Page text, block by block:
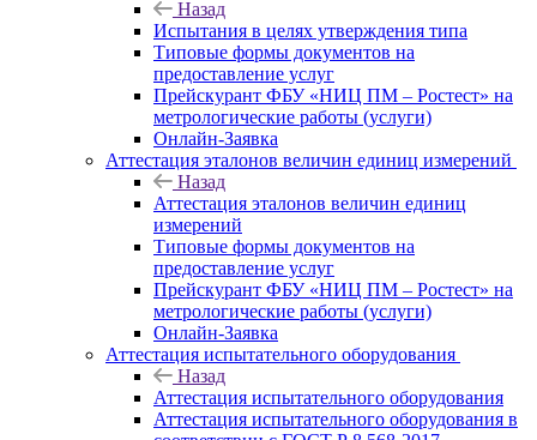
Назад
Испытания в целях утверждения типа
Типовые формы документов на
предоставление услуг
Прейскурант ФБУ «НИЦ ПМ – Ростест» на
метрологические работы (услуги)
Онлайн-Заявка
Аттестация эталонов величин единиц измерений
Назад
Аттестация эталонов величин единиц
измерений
Типовые формы документов на
предоставление услуг
Прейскурант ФБУ «НИЦ ПМ – Ростест» на
метрологические работы (услуги)
Онлайн-Заявка
Аттестация испытательного оборудования
Назад
Аттестация испытательного оборудования
Аттестация испытательного оборудования в